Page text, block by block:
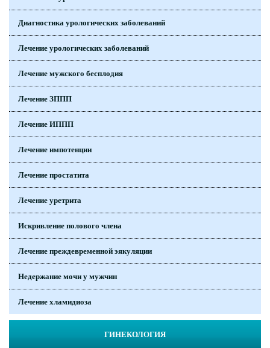
Диагностика урологических заболеваний
Лечение урологических заболеваний
Лечение мужского бесплодия
Лечение ЗППП
Лечение ИППП
Лечение импотенции
Лечение простатита
Лечение уретрита
Искривление полового члена
Лечение преждевременной эякуляции
Недержание мочи у мужчин
Лечение хламидиоза
ГИНЕКОЛОГИЯ